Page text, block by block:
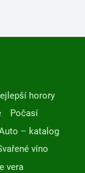
horory
Počasí
– katalog
víno
vera